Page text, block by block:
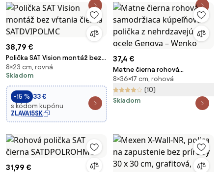
38,79 €
Polička SAT Vision montáž bez
vŕtania čierna SATDVIPOLMC
8×23 cm, rovná
Skladom
-15 % 33 €
s kódom kupónu
ZLAVA15SK
37,4 €
Matne čierna rohová
samodržiaca kúpeľňová polička
z nehrdzavejúcej ocele Genova
– Wenko
8×36×17 cm, rohová
(10)
Skladom
31,99 €